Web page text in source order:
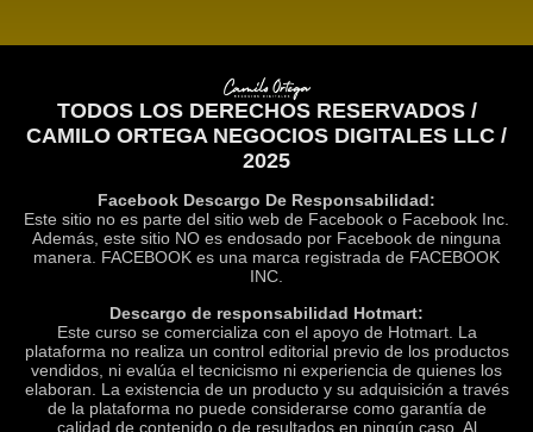
TODOS LOS DERECHOS RESERVADOS /
CAMILO ORTEGA NEGOCIOS DIGITALES LLC /
2025
Facebook Descargo De Responsabilidad:
Este sitio no es parte del sitio web de Facebook o Facebook Inc.
Además, este sitio NO es endosado por Facebook de ninguna
manera. FACEBOOK es una marca registrada de FACEBOOK
INC.
Descargo de responsabilidad Hotmart:
Este curso se comercializa con el apoyo de Hotmart. La
plataforma no realiza un control editorial previo de los productos
vendidos, ni evalúa el tecnicismo ni experiencia de quienes los
elaboran. La existencia de un producto y su adquisición a través
de la plataforma no puede considerarse como garantía de
calidad de contenido o de resultados en ningún caso. Al